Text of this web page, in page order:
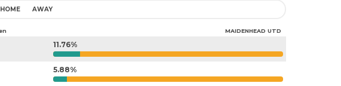
HOME AWAY
MAIDENHEAD UTD
11.76%
5.88%